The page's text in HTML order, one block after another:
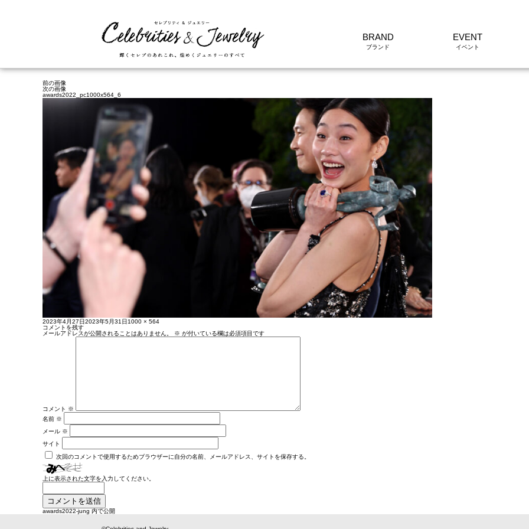
BRAND EVENT
前の画像
次の画像
awards2022_pc1000x564_6
投
稿
日:
2023年4月27日2023年5月31日 フ
サ
イ
1000 × 564
コメントを残す
メールアドレスが公開されることはありません。
※ が付いている欄は必須項目です
コメント ※
名前 ※
メール ※
サイト
次回のコメントで使用するためブラウザーに自分の名前、メールアドレス、サイトを保存する。
上に表示された文字を入力してください。
投
awards2022-jung 内で公開